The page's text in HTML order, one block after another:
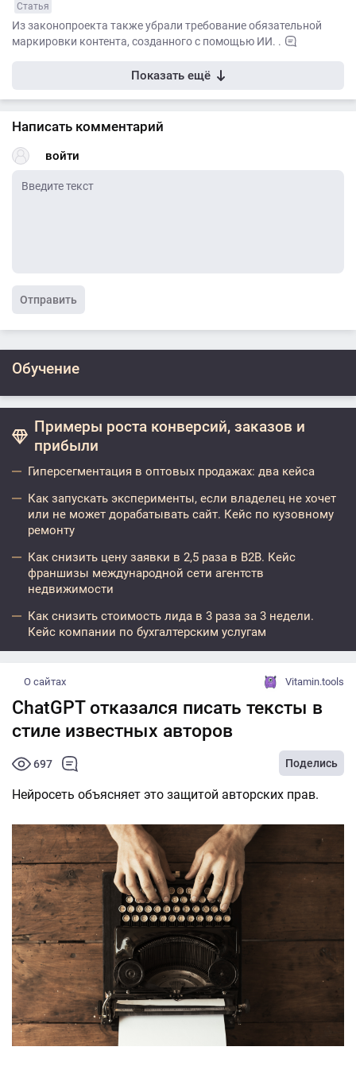
Статья
Из законопроекта также убрали требование обязательной
маркировки контента, созданного с помощью ИИ. .
Показать ещё
Написать комментарий
войти
Отправить
Обучение
Примеры роста конверсий, заказов и
прибыли
Гиперсегментация в оптовых продажах: два кейса
Как запускать эксперименты, если владелец не хочет
или не может дорабатывать сайт. Кейс по кузовному
ремонту
Как снизить цену заявки в 2,5 раза в B2B. Кейс
франшизы международной сети агентств
недвижимости
Как снизить стоимость лида в 3 раза за 3 недели.
Кейс компании по бухгалтерским услугам
О сайтах Vitamin.tools
ChatGPT отказался писать тексты в
стиле известных авторов
697 Поделись
Нейросеть объясняет это защитой авторских прав.